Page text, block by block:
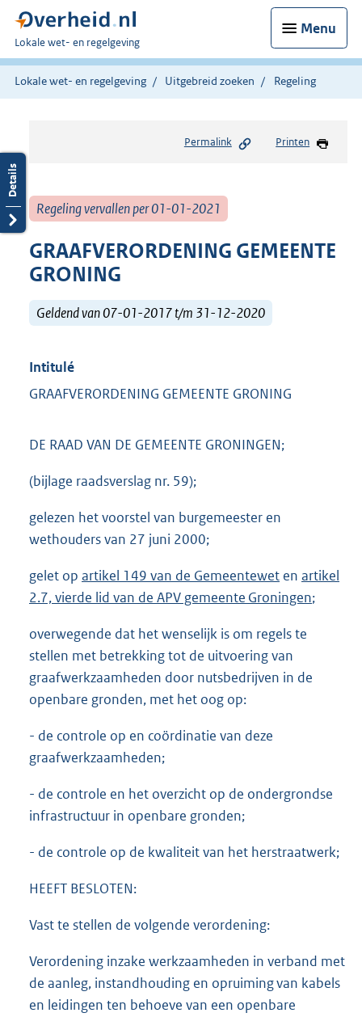
Menu
U
bent
hier:
Lokale wet- en regelgeving
Lokale wet- en regelgeving Uitgebreid zoeken Regeling
Permalink Printen
Regeling vervallen per 01-01-2021
GRAAFVERORDENING GEMEENTE
GRONING
Geldend van 07-01-2017 t/m 31-12-2020
Intitulé
GRAAFVERORDENING GEMEENTE GRONING
DE RAAD VAN DE GEMEENTE GRONINGEN;
(bijlage raadsverslag nr. 59);
gelezen het voorstel van burgemeester en
wethouders van 27 juni 2000;
gelet op artikel 149 van de Gemeentewet en artikel
2.7, vierde lid van de APV gemeente Groningen;
overwegende dat het wenselijk is om regels te
stellen met betrekking tot de uitvoering van
graafwerkzaamheden door nutsbedrijven in de
openbare gronden, met het oog op:
- de controle op en coördinatie van deze
graafwerkzaamheden;
- de controle en het overzicht op de ondergrondse
infrastructuur in openbare gronden;
- de controle op de kwaliteit van het herstraatwerk;
HEEFT BESLOTEN:
Vast te stellen de volgende verordening:
Verordening inzake werkzaamheden in verband met
de aanleg, instandhouding en opruiming van kabels
en leidingen ten behoeve van een openbare